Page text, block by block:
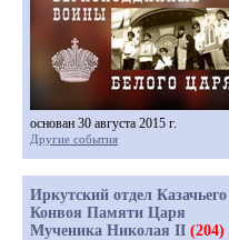
основан 30 августа 2015 г.
Другие события
Иркутский отдел Казачьего
Конвоя Памяти Царя
Мученика Николая II (204)